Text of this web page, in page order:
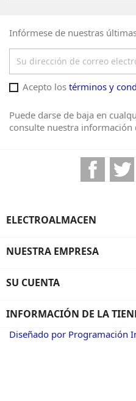
Infórmese de nuestras
Acepto los términos y
Puede darse de baja en
consulte nuestra información
ELECTROALMACEN
NUESTRA EMPRESA
SU CUENTA
INFORMACIÓN DE LA
Diseñado por Programación